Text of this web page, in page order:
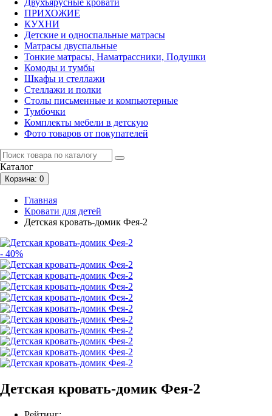
Двухъярусные кровати
ПРИХОЖИЕ
КУХНИ
Детские и односпальные матрасы
Матрасы двуспальные
Тонкие матрасы, Наматрассники, Подушки
Комоды и тумбы
Шкафы и стеллажи
Стеллажи и полки
Столы письменные и компьютерные
Тумбочки
Комплекты мебели в детскую
Фото товаров от покупателей
Каталог
Корзина: 0
Главная
Кровати для детей
Детская кровать-домик Фея-2
- 40%
Детская кровать-домик Фея-2